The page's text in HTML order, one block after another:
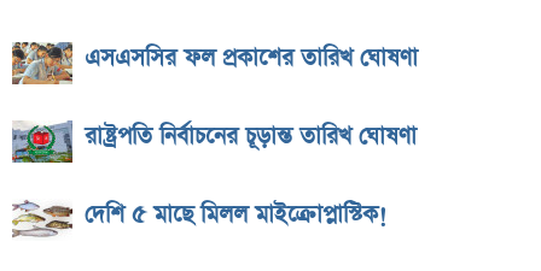
এসএসসির ফল প্রকাশের তারিখ ঘোষণা
রাষ্ট্রপতি নির্বাচনের চূড়ান্ত তারিখ ঘোষণা
দেশি ৫ মাছে মিলল মাইক্রোপ্লাস্টিক!